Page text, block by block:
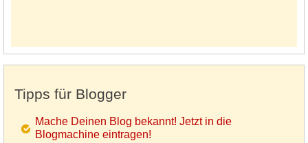
Tipps für Blogger
Mache Deinen Blog bekannt! Jetzt in die
Blogmachine eintragen!